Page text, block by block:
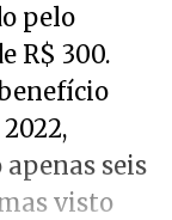
pelo
R$ 300.
apenas seis
visto